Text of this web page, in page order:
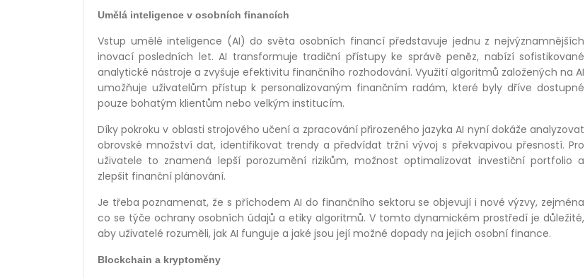
Umělá inteligence v osobních financích
Vstup umělé inteligence (AI) do světa osobních financí představuje jednu z nejvýznamnějších
inovací posledních let. AI transformuje tradiční přístupy ke správě peněz, nabízí sofistikované
analytické nástroje a zvyšuje efektivitu finančního rozhodování. Využití algoritmů založených na AI
umožňuje uživatelům přístup k personalizovaným finančním radám, které byly dříve dostupné
pouze bohatým klientům nebo velkým institucím.
Díky pokroku v oblasti strojového učení a zpracování přirozeného jazyka AI nyní dokáže analyzovat
obrovské množství dat, identifikovat trendy a předvídat tržní vývoj s překvapivou přesností. Pro
uživatele to znamená lepší porozumění rizikům, možnost optimalizovat investiční portfolio a
zlepšit finanční plánování.
Je třeba poznamenat, že s příchodem AI do finančního sektoru se objevují i nové výzvy, zejména
co se týče ochrany osobních údajů a etiky algoritmů. V tomto dynamickém prostředí je důležité,
aby uživatelé rozuměli, jak AI funguje a jaké jsou její možné dopady na jejich osobní finance.
Blockchain a kryptoměny